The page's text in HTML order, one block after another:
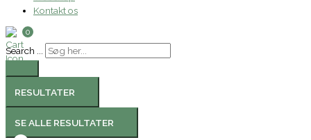
Kontakt os
0
Search ...
RESULTATER
SE ALLE RESULTATER